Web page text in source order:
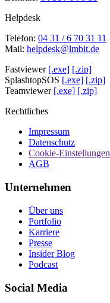
Helpdesk
Telefon: 04 31 / 6 70 31 11
Mail: helpdesk@lmbit.de
Fastviewer [.exe] [.zip]
SplashtopSOS [.exe] [.zip]
Teamviewer [.exe] [.zip]
Rechtliches
Impressum
Datenschutz
Cookie-Einstellungen
AGB
Unternehmen
Über uns
Portfolio
Karriere
Presse
Insider Blog
Podcast
Social Media